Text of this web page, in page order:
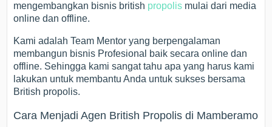
mengembangkan bisnis british propolis mulai dari media
online dan offline.
Kami adalah Team Mentor yang berpengalaman
membangun bisnis Profesional baik secara online dan
offline. Sehingga kami sangat tahu apa yang harus kami
lakukan untuk membantu Anda untuk sukses bersama
British propolis.
Cara Menjadi Agen British Propolis di Mamberamo